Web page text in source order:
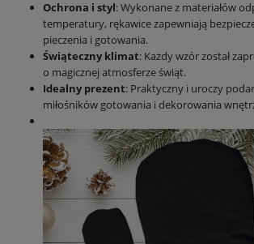
Ochrona i styl: Wykonane z materiałów
temperatury, rękawice zapewniają
pieczenia i gotowania.
Świąteczny klimat: Każdy wzór został
o magicznej atmosferze świąt.
Idealny prezent: Praktyczny i uroczy
miłośników gotowania i dekorowania